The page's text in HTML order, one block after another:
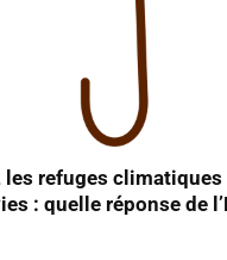
les refuges
: quelle réponse de